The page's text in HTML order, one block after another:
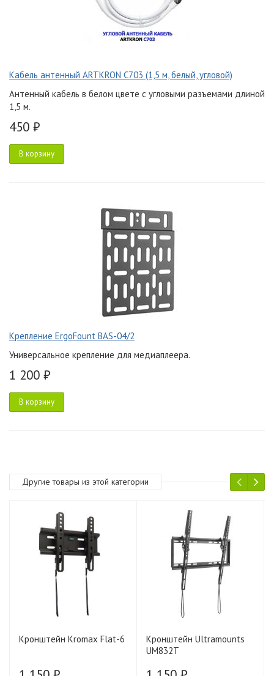
Кабель антенный ARTKRON C703 (1,5 м, белый, угловой)
Антенный кабель в белом цвете с угловыми разъемами длиной
1,5 м.
450 ₽
В корзину
Крепление ErgoFount BAS-04/2
Универсальное крепление для медиаплеера.
1 200 ₽
В корзину
Другие товары из этой категории
Кронштейн Kromax Flat-6
Кронштейн Ultramounts
UM832T